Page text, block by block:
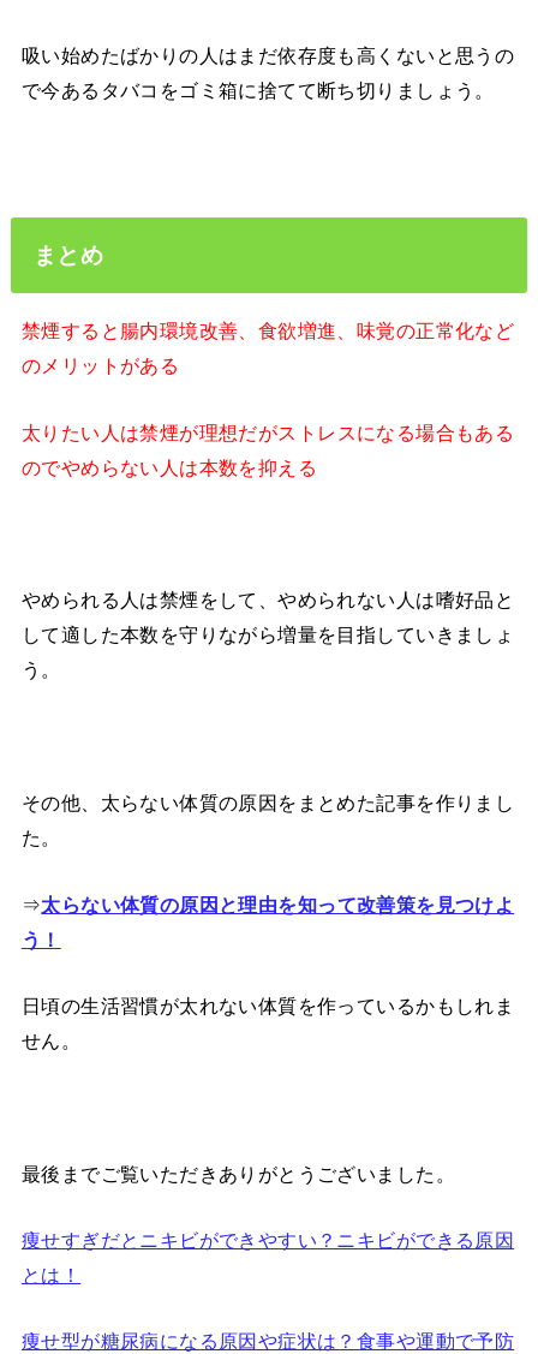
吸い始めたばかりの人はまだ依存度も高くないと思うの
で今あるタバコをゴミ箱に捨てて断ち切りましょう。
まとめ
禁煙すると腸内環境改善、食欲増進、味覚の正常化など
のメリットがある
太りたい人は禁煙が理想だがストレスになる場合もある
のでやめらない人は本数を抑える
やめられる人は禁煙をして、やめられない人は嗜好品と
して適した本数を守りながら増量を目指していきましょ
う。
その他、太らない体質の原因をまとめた記事を作りまし
た。
⇒太らない体質の原因と理由を知って改善策を見つけよ
う！
日頃の生活習慣が太れない体質を作っているかもしれま
せん。
最後までご覧いただきありがとうございました。
痩せすぎだとニキビができやすい？ニキビができる原因
とは！
痩せ型が糖尿病になる原因や症状は？食事や運動で予防